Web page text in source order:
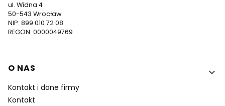
ul. Widna 4
50-543 Wrocław
NIP: 899 010 72 08
REGON: 0000049769
Linki w stopce
O NAS
Kontakt i dane firmy
Kontakt